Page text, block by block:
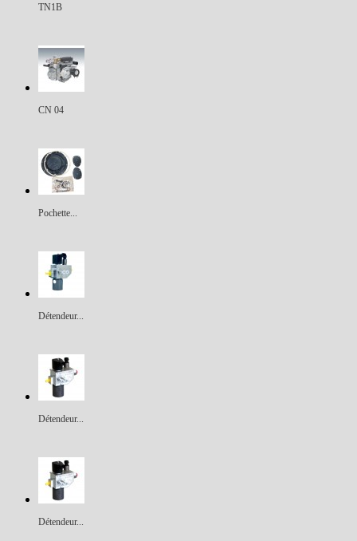
TN1B
CN 04
Pochette...
Détendeur...
Détendeur...
Détendeur...